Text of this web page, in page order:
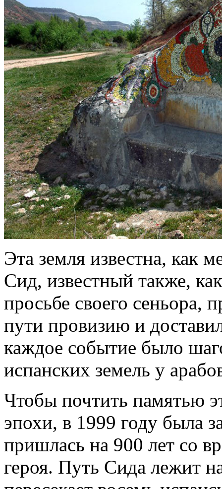
Эта земля известна, как
Сид, известный также,
просьбе своего сеньора,
пути провизию и
каждое событие было
испанских земель у
Чтобы почтить памятью
эпохи, в 1999 году была
пришлась на 900 лет со
героя. Путь Сида лежит